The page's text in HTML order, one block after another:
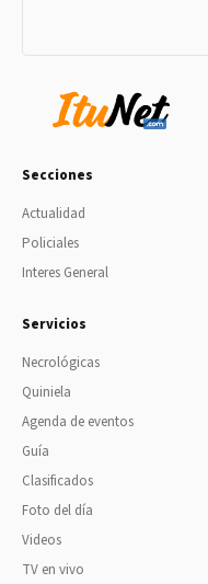
Secciones
Actualidad
Policiales
Interes General
Servicios
Necrológicas
Quiniela
Agenda de eventos
Guía
Clasificados
Foto del día
Videos
TV en vivo